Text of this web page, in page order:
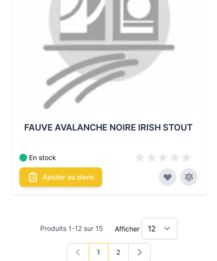
FAUVE AVALANCHE NOIRE IRISH STOUT
En stock
Ajouter au devis
Produits 1-12sur 15
Vous lisez actuellement la page
1 Page
2
Afficher